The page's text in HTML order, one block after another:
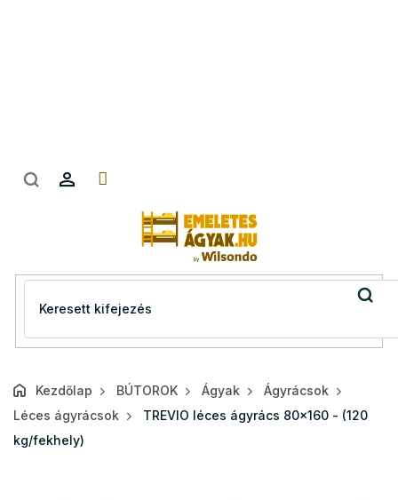
Kezdőlap BÚTOROK Ágyak
Ágyrácsok
Léces ágyrácsok
TREVIO léces ágyrács 80x160 - (120
kg/fekhely)